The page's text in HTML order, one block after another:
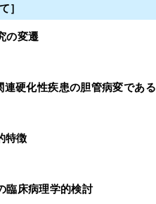
］
の変遷
硬化性疾患の胆管病変である
特徴
臨床病理学的検討